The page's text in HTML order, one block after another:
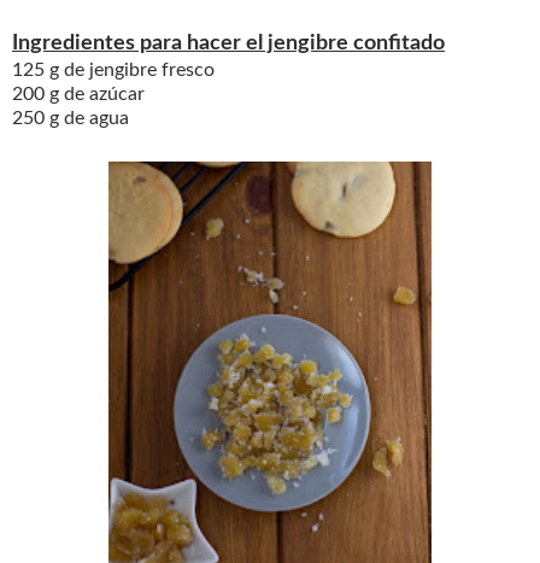
Ingredientes para hacer el jengibre confitado
125 g de jengibre fresco
200 g de azúcar
250 g de agua